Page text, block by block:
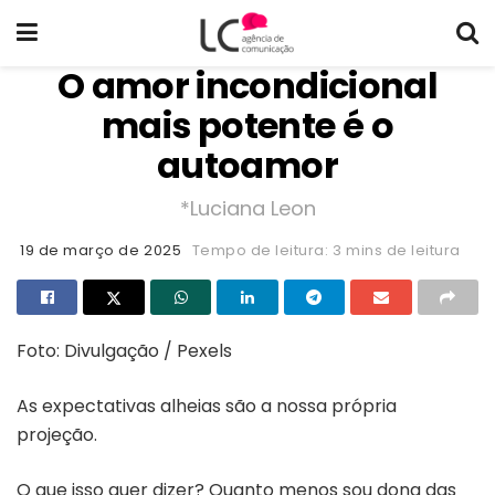
O amor incondicional
mais potente é o
autoamor
*Luciana Leon
19 de março de 2025 Tempo de leitura: 3 mins de leitura
Foto: Divulgação / Pexels
As expectativas alheias são a nossa própria
projeção.
O que isso quer dizer? Quanto menos sou dona das